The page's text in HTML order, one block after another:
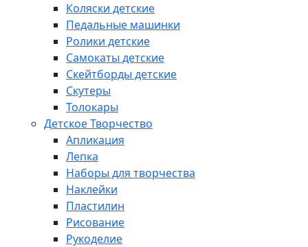
Коляски детские
Педальные машинки
Ролики детские
Самокаты детские
Скейтборды детские
Скутеры
Толокары
Детское Творчество
Апликация
Лепка
Наборы для творчества
Наклейки
Пластилин
Рисование
Рукоделие